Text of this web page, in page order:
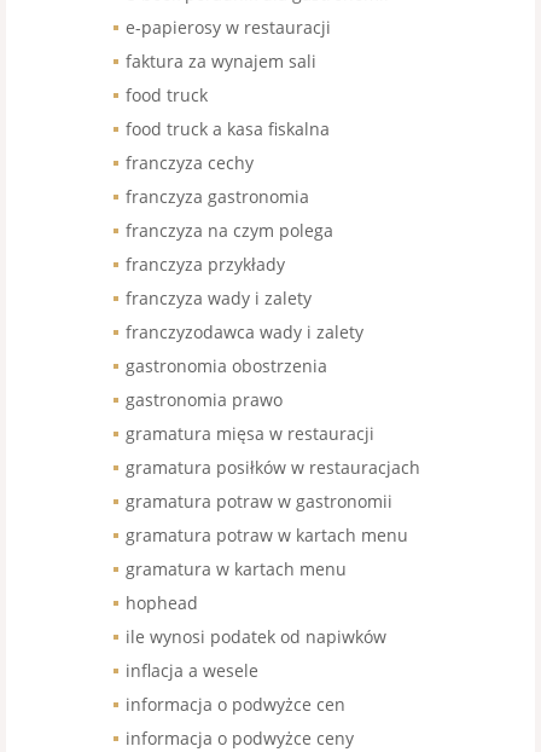
e-papierosy w restauracji
faktura za wynajem sali
food truck
food truck a kasa fiskalna
franczyza cechy
franczyza gastronomia
franczyza na czym polega
franczyza przykłady
franczyza wady i zalety
franczyzodawca wady i zalety
gastronomia obostrzenia
gastronomia prawo
gramatura mięsa w restauracji
gramatura posiłków w restauracjach
gramatura potraw w gastronomii
gramatura potraw w kartach menu
gramatura w kartach menu
hophead
ile wynosi podatek od napiwków
inflacja a wesele
informacja o podwyżce cen
informacja o podwyżce ceny